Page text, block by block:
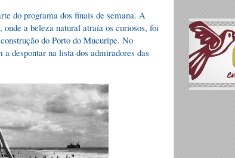
do programa dos finais de semana. A
a beleza natural atraía os curiosos, foi
do Porto do Mucuripe. No
despontar na lista dos admiradores das